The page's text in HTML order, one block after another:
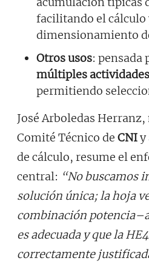
facilitando el cálculo
dimensionamiento
Otros usos: pensada
múltiples
permitiendo
José Arboledas
Comité Técnico de CNIy
de cálculo, resume el
central: “No buscamos
solución única; la hoja
combinación
es adecuada y que la
correctamente